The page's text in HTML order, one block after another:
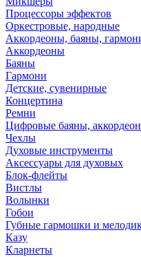
Процессоры эффектов
Оркестровые, народные
Аккордеоны, баяны,
Аккордеоны
Баяны
Гармони
Детские, сувенирные
Концертина
Ремни
Цифровые баяны,
Чехлы
Духовые инструменты
Аксессуары для духовых
Блок-флейты
Вистлы
Волынки
Гобои
Губные гармошки и
Казу
Кларнеты